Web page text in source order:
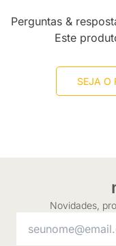
Perguntas &
Este
SEJA O
Novidades,